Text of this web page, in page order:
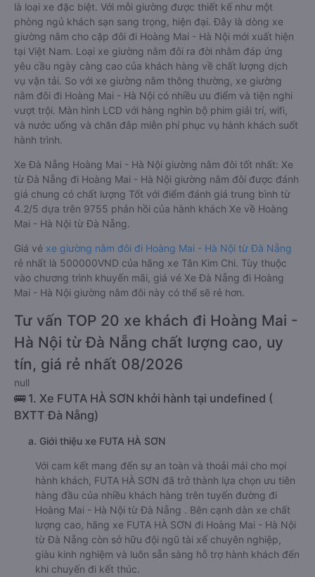
là loại xe đặc biệt. Với mỗi giường được thiết kế như một
phòng ngủ khách sạn sang trọng, hiện đại. Đây là dòng xe
giường nằm cho cặp đôi đi Hoàng Mai - Hà Nội mới xuất hiện
tại Việt Nam. Loại xe giường nằm đôi ra đời nhằm đáp ứng
yêu cầu ngày càng cao của khách hàng về chất lượng dịch
vụ vận tải. So với xe giường nằm thông thường, xe giường
nằm đôi đi Hoàng Mai - Hà Nội có nhiều ưu điểm và tiện nghi
vượt trội. Màn hình LCD với hàng nghìn bộ phim giải trí, wifi,
và nước uống và chăn đắp miễn phí phục vụ hành khách suốt
hành trình.
Xe Đà Nẵng Hoàng Mai - Hà Nội giường nằm đôi tốt nhất: Xe
từ Đà Nẵng đi Hoàng Mai - Hà Nội giường nằm đôi được đánh
giá chung có chất lượng Tốt với điểm đánh giá trung bình từ
4.2/5 dựa trên 9755 phản hồi của hành khách Xe về Hoàng
Mai - Hà Nội từ Đà Nẵng.
Giá vé xe giường nằm đôi đi Hoàng Mai - Hà Nội từ Đà Nẵng
rẻ nhất là 500000VND của hãng xe Tân Kim Chi. Tùy thuộc
vào chương trình khuyến mãi, giá vé Xe Đà Nẵng đi Hoàng
Mai - Hà Nội giường nằm đôi này có thể sẽ rẻ hơn.
Tư vấn TOP 20 xe khách đi Hoàng Mai -
Hà Nội từ Đà Nẵng chất lượng cao, uy
tín, giá rẻ nhất 08/2026
null
🚌 1. Xe FUTA HÀ SƠN khởi hành tại undefined (
BXTT Đà Nẵng)
a. Giới thiệu xe FUTA HÀ SƠN
Với cam kết mang đến sự an toàn và thoải mái cho mọi
hành khách, FUTA HÀ SƠN đã trở thành lựa chọn ưu tiên
hàng đầu của nhiều khách hàng trên tuyến đường đi
Hoàng Mai - Hà Nội từ Đà Nẵng . Bên cạnh dàn xe chất
lượng cao, hãng xe FUTA HÀ SƠN đi Hoàng Mai - Hà Nội
từ Đà Nẵng còn sở hữu đội ngũ tài xế chuyên nghiệp,
giàu kinh nghiệm và luôn sẵn sàng hỗ trợ hành khách đến
khi chuyến đi kết thúc.